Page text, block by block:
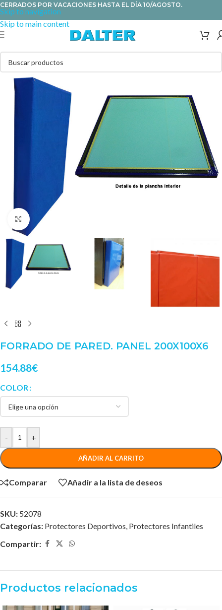
Skip to navigation
Skip to main content
CERRADOS POR VACACIONES HASTA EL DÍA 10/AGOSTO.
Clic para ampliar
FORRADO DE PARED. PANEL 200X100X6
154.88€
COLOR
- +
AÑADIR AL CARRITO
Comparar Añadir a la lista de deseos
SKU: 52078
Categorías: Protectores Deportivos Protectores Infantiles
Compartir:
Productos relacionados